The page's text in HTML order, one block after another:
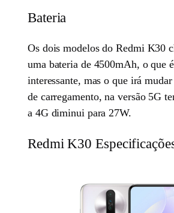
Bateria
Os dois modelos do Redmi K30
uma bateria de 4500mAh, o que
interessante, mas o que irá
de carregamento, na versão 5G
a 4G diminui para 27W.
Redmi K30